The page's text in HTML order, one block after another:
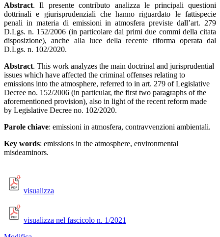
Abstract. Il presente contributo analizza le principali questioni
dottrinali e giurisprudenziali che hanno riguardato le fattispecie
penali in materia di emissioni in atmosfera previste dall’art. 279
D.Lgs. n. 152/2006 (in particolare dai primi due commi della citata
disposizione), anche alla luce della recente riforma operata dal
D.Lgs. n. 102/2020.
Abstract. This work analyzes the main doctrinal and jurisprudential
issues which have affected the criminal offenses relating to
emissions into the atmosphere, referred to in art. 279 of Legislative
Decree no. 152/2006 (in particular, the first two paragraphs of the
aforementioned provision), also in light of the recent reform made
by Legislative Decree no. 102/2020.
Parole chiave: emissioni in atmosfera, contravvenzioni ambientali.
Key words: emissions in the atmosphere, environmental
misdeaminors.
visualizza
visualizza nel fascicolo n. 1/2021